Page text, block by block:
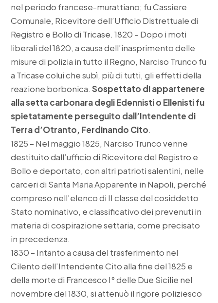
nel periodo francese-murattiano; fu Cassiere
Comunale, Ricevitore dell’Ufficio Distrettuale di
Registro e Bollo di Tricase. 1820 – Dopo i moti
liberali del 1820, a causa dell’inasprimento delle
misure di polizia in tutto il Regno, Narciso Trunco fu
a Tricase colui che subì, più di tutti, gli effetti della
reazione borbonica. Sospettato di appartenere
alla setta carbonara degli Edennisti o Ellenisti fu
spietatamente perseguito dall’Intendente di
Terra d’Otranto, Ferdinando Cito.
1825 – Nel maggio 1825, Narciso Trunco venne
destituito dall’ufficio di Ricevitore del Registro e
Bollo e deportato, con altri patrioti salentini, nelle
carceri di Santa Maria Apparente in Napoli, perché
compreso nell’elenco di II classe del cosiddetto
Stato nominativo, e classificativo dei prevenuti in
materia di cospirazione settaria, come precisato
in precedenza.
1830 – Intanto a causa del trasferimento nel
Cilento dell’Intendente Cito alla fine del 1825 e
della morte di Francesco I° delle Due Sicilie nel
novembre del 1830, si attenuò il rigore poliziesco